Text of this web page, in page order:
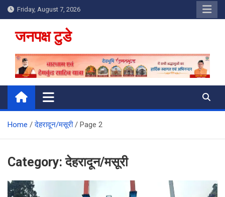
Skip
to
content
Friday, August 7, 2026
जनपक्ष टुडे
Home देहरादून/मसूरी Page 2
Category:देहरादून/मसूरी